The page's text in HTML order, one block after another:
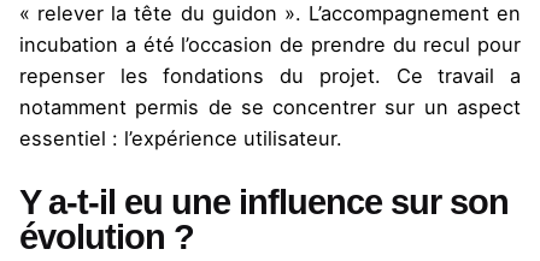
« relever la tête du guidon ». L’accompagnement en
incubation a été l’occasion de prendre du recul pour
repenser les fondations du projet. Ce travail a
notamment permis de se concentrer sur un aspect
essentiel : l’expérience utilisateur.
Y a-t-il eu une influence sur son
évolution ?